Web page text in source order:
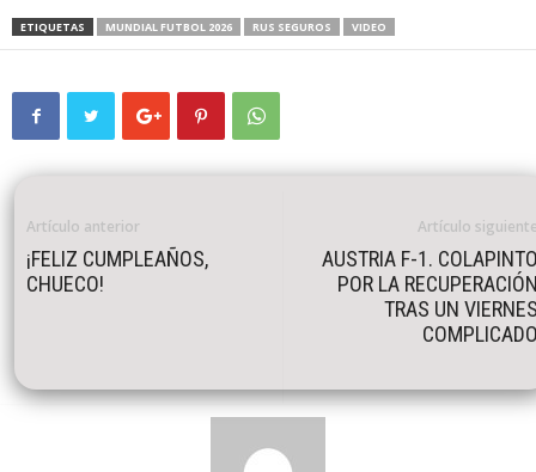
ETIQUETAS MUNDIAL FUTBOL 2026 RUS SEGUROS VIDEO
Artículo anterior
¡FELIZ CUMPLEAÑOS,
CHUECO!
Artículo
AUSTRIA F-1.
POR LA
TRAS UN